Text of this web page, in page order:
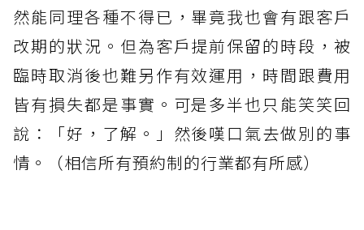
然能同理各種不得已，畢竟我也會有跟客戶
改期的狀況。但為客戶提前保留的時段，被
臨時取消後也難另作有效運用，時間跟費用
皆有損失都是事實。可是多半也只能笑笑回
說：「好，了解。」然後嘆口氣去做別的事
情。（相信所有預約制的行業都有所感）